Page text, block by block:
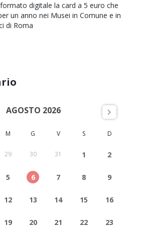
digitale la card a 5 euro che
un anno nei Musei in Comune e in
di Roma
AGOSTO 2026
M G V S D
29 30 31 1 2
5 6 7 8 9
12 13 14 15 16
19 20 21 22 23